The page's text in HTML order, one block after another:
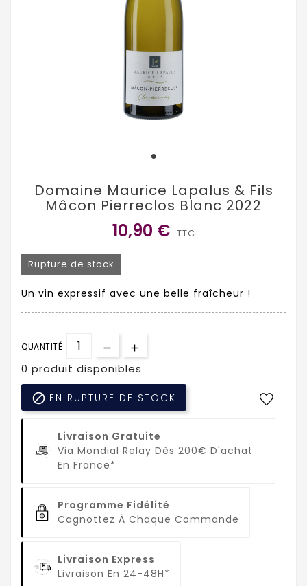
Domaine Maurice Lapalus & Fils
Mâcon Pierreclos Blanc 2022
10,90 € TTC
Rupture de stock
Un vin expressif avec une belle fraîcheur !
QUANTITÉ
0 produit disponibles
 EN RUPTURE DE STOCK
Livraison Gratuite
Via Mondial Relay Dès 200€ D'achat
En France*
Programme Fidélité
Cagnottez À Chaque Commande
Livraison Express
Livraison En 24-48H*